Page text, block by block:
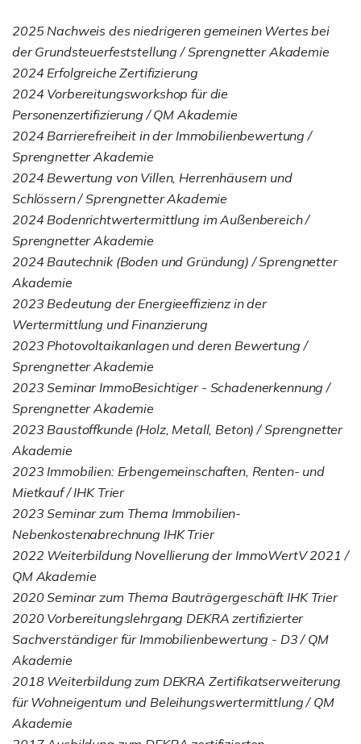
2025 Nachweis des niedrigeren gemeinen Wertes bei
der Grundsteuerfeststellung / Sprengnetter Akademie
2024 Erfolgreiche Zertifizierung
2024 Vorbereitungsworkshop für die
Personenzertifizierung / QM Akademie
2024 Barrierefreiheit in der Immobilienbewertung /
Sprengnetter Akademie
2024 Bewertung von Villen, Herrenhäusern und
Schlössern / Sprengnetter Akademie
2024 Bodenrichtwertermittlung im Außenbereich /
Sprengnetter Akademie
2024 Bautechnik (Boden und Gründung) / Sprengnetter
Akademie
2023 Bedeutung der Energieeffizienz in der
Wertermittlung und Finanzierung
2023 Photovoltaikanlagen und deren Bewertung /
Sprengnetter Akademie
2023 Seminar ImmoBesichtiger - Schadenerkennung /
Sprengnetter Akademie
2023 Baustoffkunde (Holz, Metall, Beton) / Sprengnetter
Akademie
2023 Immobilien: Erbengemeinschaften, Renten- und
Mietkauf / IHK Trier
2023 Seminar zum Thema Immobilien-
Nebenkostenabrechnung IHK Trier
2022 Weiterbildung Novellierung der ImmoWertV 2021 /
QM Akademie
2020 Seminar zum Thema Bauträgergeschäft IHK Trier
2020 Vorbereitungslehrgang DEKRA zertifizierter
Sachverständiger für Immobilienbewertung - D3 / QM
Akademie
2018 Weiterbildung zum DEKRA Zertifikatserweiterung
für Wohneigentum und Beleihungswertermittlung / QM
Akademie